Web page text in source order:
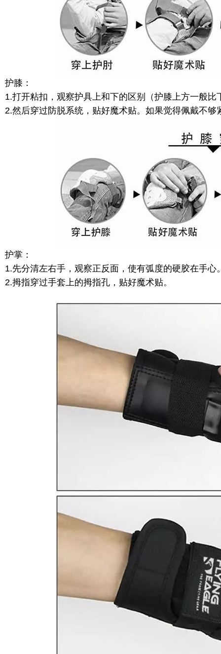
护膝：
1.打开粘扣，观察护具上和下的区别（护膝上方一般
2.然后穿过防脱系统，贴好魔术贴。如果觉得佩戴不够
护掌：
1.先分清左右手，观察正反面，使有弧度的硬胶在手心
2.拇指穿过手套上的拇指孔，贴好魔术贴。